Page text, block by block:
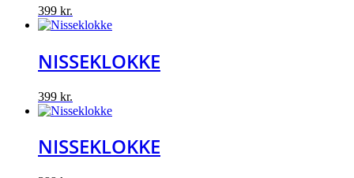
399 kr.
NISSEKLOKKE
399 kr.
NISSEKLOKKE